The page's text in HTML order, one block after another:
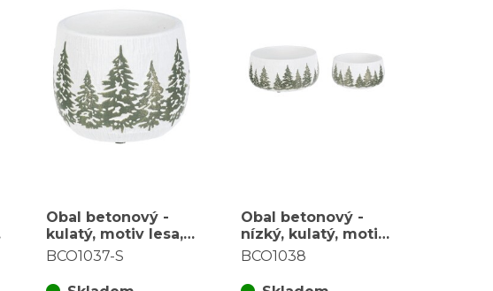
Obal betonový -
kulatý, motiv lesa,
vel. S, bílo-zelený,
BCO1037-S
Obal betonový -
nízký, kulatý, motiv
lesa, cena za sadu
BCO1038